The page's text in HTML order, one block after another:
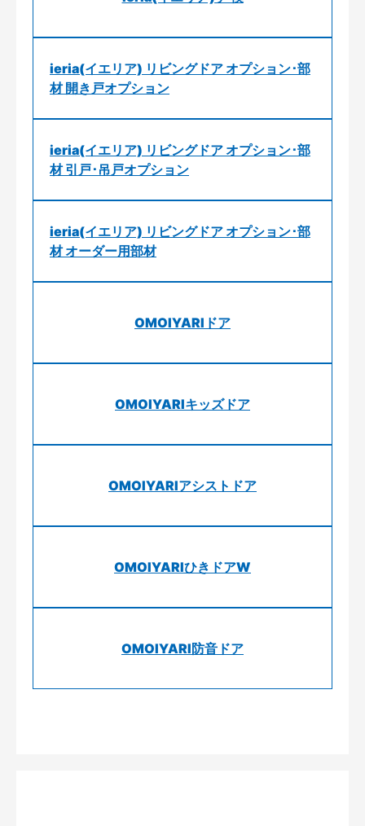
ieria(イエリア) リビングドア オプション･部
材 開き戸オプション
ieria(イエリア) リビングドア オプション･部
材 引戸･吊戸オプション
ieria(イエリア) リビングドア オプション･部
材 オーダー用部材
OMOIYARIドア
OMOIYARIキッズドア
OMOIYARIアシストドア
OMOIYARIひきドアW
OMOIYARI防音ドア